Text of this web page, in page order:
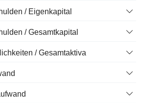
/ Eigenkapital
/ Gesamtkapital
/ Gesamtaktiva